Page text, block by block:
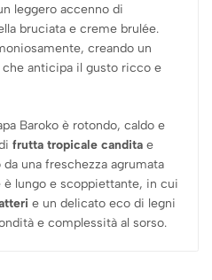
leggero accenno di
bruciata e creme brulée.
creando un
anticipa il gusto ricco e
Baroko è rotondo, caldo e
frutta tropicale candita e
una freschezza agrumata
lungo e scoppiettante, in cui
e un delicato eco di legni
e complessità al sorso.